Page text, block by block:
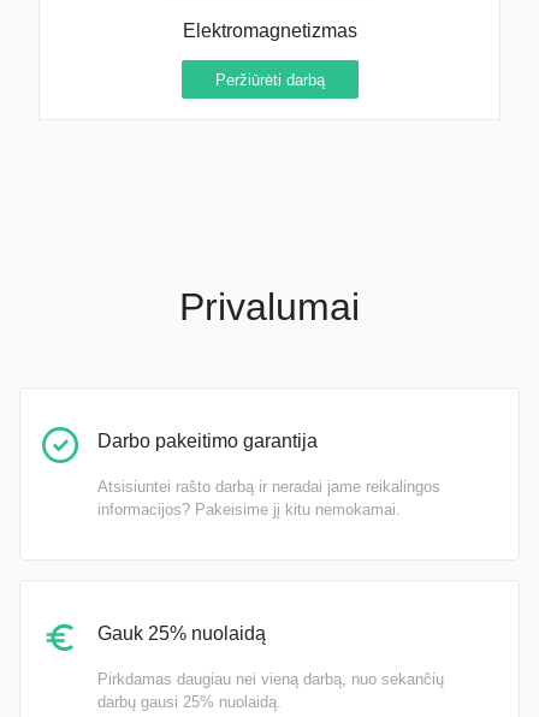
Elektromagnetizmas
Peržiūrėti darbą
Privalumai
Darbo pakeitimo garantija
Atsisiuntei rašto darbą ir neradai jame reikalingos
informacijos? Pakeisime jį kitu nemokamai.
Gauk 25% nuolaidą
Pirkdamas daugiau nei vieną darbą, nuo sekančių
darbų gausi 25% nuolaidą.